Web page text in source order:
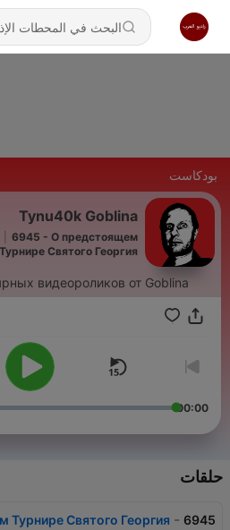
بودكاست
Tynu40k Goblina
6945 - О предстоящем
Турнире Святого Георгия
видеороликов от Goblina
00:00
حلقات
6945
-
Турнире Святого Георгия